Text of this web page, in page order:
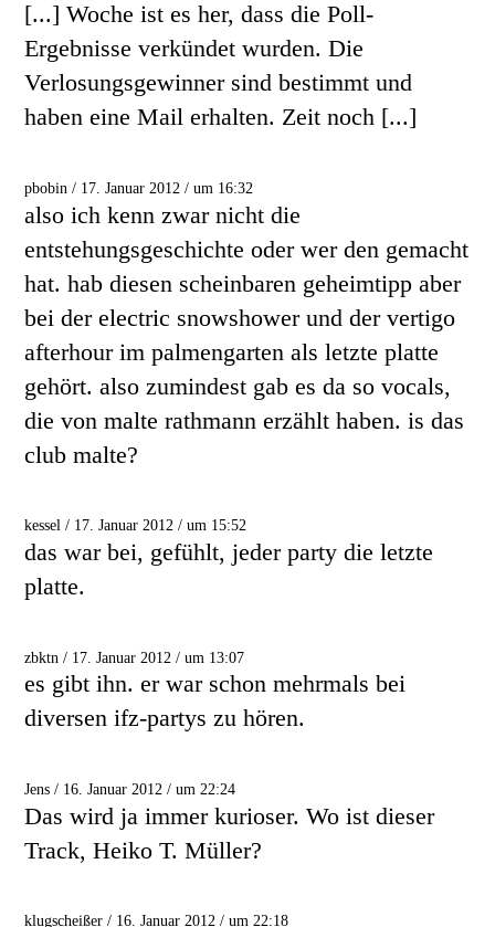
[...] Woche ist es her, dass die Poll-
Ergebnisse verkündet wurden. Die
Verlosungsgewinner sind bestimmt und
haben eine Mail erhalten. Zeit noch [...]
pbobin / 17. Januar 2012 / um 16:32
also ich kenn zwar nicht die
entstehungsgeschichte oder wer den gemacht
hat. hab diesen scheinbaren geheimtipp aber
bei der electric snowshower und der vertigo
afterhour im palmengarten als letzte platte
gehört. also zumindest gab es da so vocals,
die von malte rathmann erzählt haben. is das
club malte?
kessel / 17. Januar 2012 / um 15:52
das war bei, gefühlt, jeder party die letzte
platte.
zbktn / 17. Januar 2012 / um 13:07
es gibt ihn. er war schon mehrmals bei
diversen ifz-partys zu hören.
Jens / 16. Januar 2012 / um 22:24
Das wird ja immer kurioser. Wo ist dieser
Track, Heiko T. Müller?
klugscheißer / 16. Januar 2012 / um 22:18